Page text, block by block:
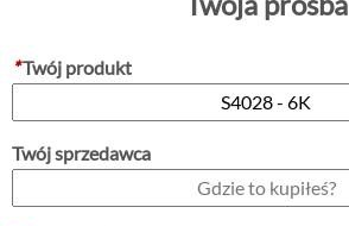
*Twój produkt
Twój sprzedawca